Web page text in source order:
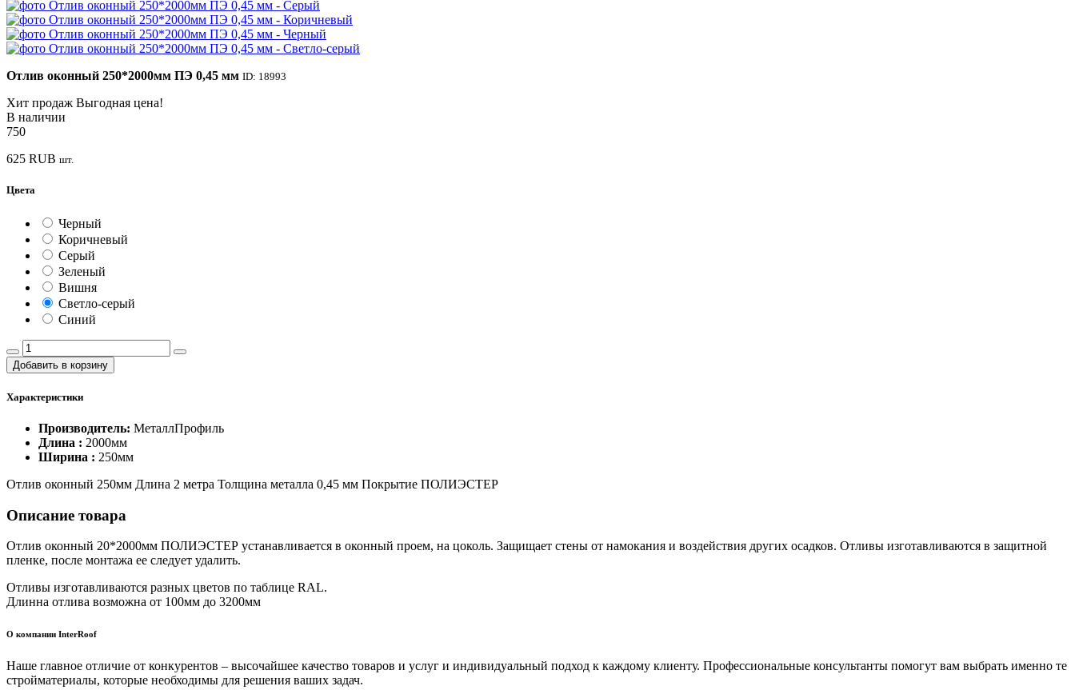
Отлив оконный 250*2000мм ПЭ 0,45 мм ID: 18993
Хит продаж Выгодная цена!
В наличии
750
625 RUB шт.
Цвета
Черный
Коричневый
Серый
Зеленый
Вишня
Светло-серый
Синий
Добавить в корзину
Характеристики
Производитель: МеталлПрофиль
Длина : 2000мм
Ширина : 250мм
Отлив оконный 250мм Длина 2 метра Толщина металла 0,45 мм Покрытие ПОЛИЭСТЕР
Описание товара
Отлив оконный 20*2000мм ПОЛИЭСТЕР устанавливается в оконный проем, на цоколь. Защищает стены от намокания и воздействия других осадков. Отливы изготавливаются в защитной
пленке, после монтажа ее следует удалить.
Отливы изготавливаются разных цветов по таблице RAL.
Длинна отлива возможна от 100мм до 3200мм
О компании InterRoof
Наше главное отличие от конкурентов – высочайшее качество товаров и услуг и индивидуальный подход к каждому клиенту. Профессиональные консультанты помогут вам выбрать именно те
стройматериалы, которые необходимы для решения ваших задач.